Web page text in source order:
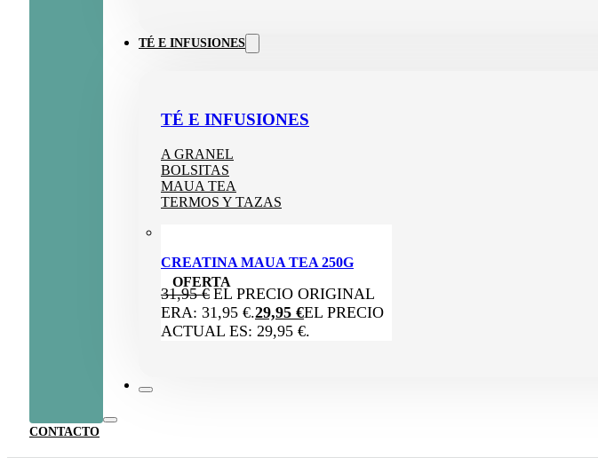
TÉ E INFUSIONES
TÉ E INFUSIONES
A GRANEL
BOLSITAS
MAUA TEA
TERMOS Y TAZAS
OFERTA
CREATINA MAUA TEA 250G
31,95€ EL PRECIO ORIGINAL
ERA: 31,95 €.29,95 €EL PRECIO
ACTUAL ES: 29,95 €.
CONTACTO